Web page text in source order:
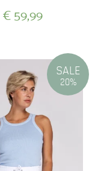
€59,99
heeft
meerdere
variaties.
Deze
optie
gekozen
worden
SALE
20%